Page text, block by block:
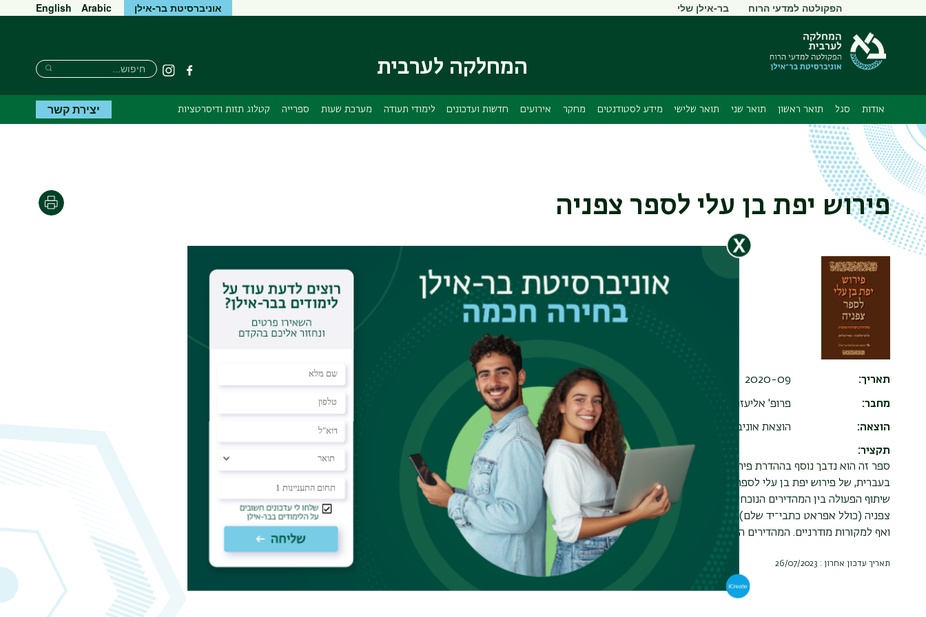
ראשי
תפריט
משני
הפקולטה למדעי הרוח בר-אילן שלי אוניברסיטת בר-אילן English Arabic
המחלקה לערבית פייסבוקInstagram
חיפוש
חיפוש
חיפוש
אודות סגל תואר ראשון תואר שני תואר שלישי מידע לסטודנטים מחקר אירועים חדשות ועדכונים לימודי תעודה מערכת שעות ספרייה קטלוג תזות ודיסרטציות יצירת קשר
פירוש יפת בן עלי לספר צפניה הדפסה
תאריך 2020-09
מחבר פרופ' אליעזר שלוסברג (יחד עם מאירה פוליאק)
הוצאה הוצאת אוניברסיטת בר-אילן
תקציר
ספר זה הוא נדבך נוסף בההדרת פירוש יפת בן עלי לתרי־עשר, והפעם לספר צפניה. קדמה לו מהדורה ביקורתית מוערת, ראשונה
בעברית, של פירוש יפת בן עלי לספר הושע, שראתה אור בשנת תשס"ט בהוצאת אוניברסיטת בר־אילן והייתה אף היא פרי
שיתוף הפעולה בין המהדירים הנוכחיים. המהדורה כוללת את טקסט המקור בערבית־יהודית של תרגומו ופירושו של יפת לספר
צפניה (כולל אפראט כתבי־יד שלם), ותרגום לעברית המלווה בהערות עשירות והשוואה למקורות חז"ל, למקורות ימי־ביניימיים
ואף למקורות מודרניים. המהדירים הקדימו מבוא המעמיד על ההקשר המיידי של עבודתו של יפת.
תאריך עדכון אחרון : 26/07/2023